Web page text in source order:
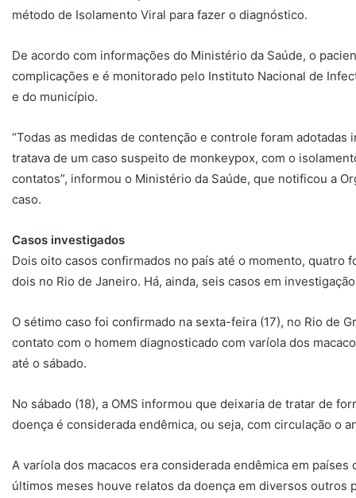
método de Isolamento Viral para fazer o diagnóstico.
De acordo com informações do Ministério da Saúde, o
complicações e é monitorado pelo Instituto Nacional de
e do município.
“Todas as medidas de contenção e controle foram
tratava de um caso suspeito de monkeypox, com o
contatos”, informou o Ministério da Saúde, que notificou a
caso.
Casos investigados
Dois oito casos confirmados no país até o momento, quatro
dois no Rio de Janeiro. Há, ainda, seis casos em
O sétimo caso foi confirmado na sexta-feira (17), no Rio de
contato com o homem diagnosticado com varíola dos
até o sábado.
No sábado (18), a OMS informou que deixaria de tratar de
doença é considerada endêmica, ou seja, com circulação o
A varíola dos macacos era considerada endêmica em
últimos meses houve relatos da doença em diversos outros